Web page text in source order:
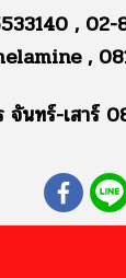
, 02-
,
จันทร์-เสาร์